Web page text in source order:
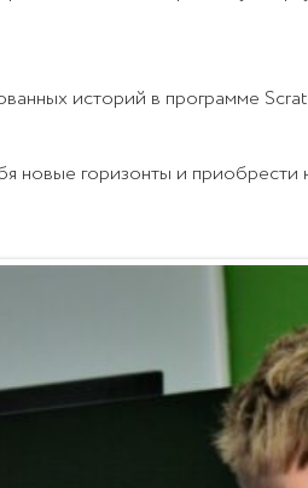
историй в программе
новые горизонты и